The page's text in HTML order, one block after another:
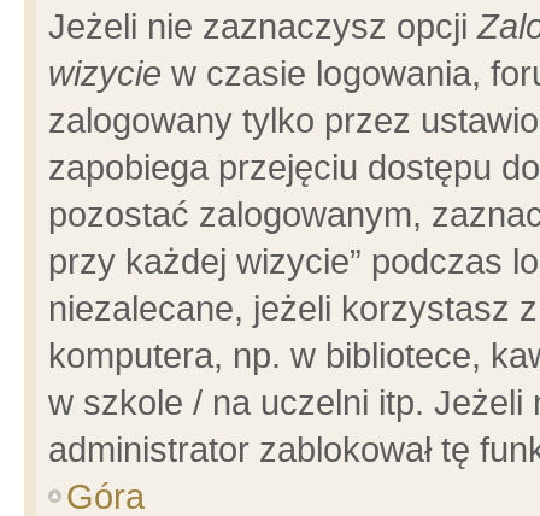
Jeżeli nie zaznaczysz opcji
wizycie w czasie logowania,
zalogowany tylko przez
zapobiega przejęciu dostępu
pozostać zalogowanym,
przy każdej wizycie” podczas
niezalecane, jeżeli korzystasz
komputera, np. w bibliotece,
w szkole / na uczelni itp.
administrator zablokował tę
Góra